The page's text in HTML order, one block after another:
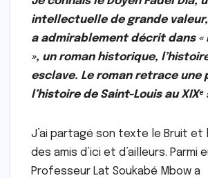
intellectuelle de grande
a admirablement décrit dans «
», un roman historique,
esclave. Le roman retrace une
l’histoire de Saint-Louis au XIXᵉ
J’ai partagé son texte le Bruit et
des amis d’ici et d’ailleurs. Parmi
Professeur Lat Soukabé Mbow a